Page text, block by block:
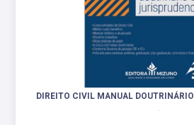
DIREITO CIVIL MANUAL